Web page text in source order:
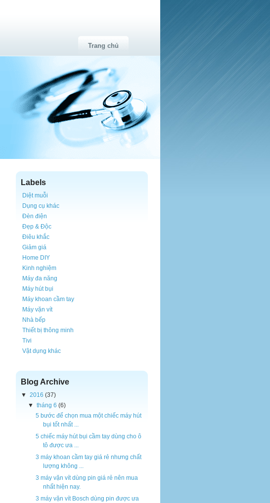
Trang chủ
Labels
Diệt muỗi
Dụng cụ khác
Đèn điện
Đẹp & Độc
Điêu khắc
Giảm giá
Home DIY
Kinh nghiệm
Máy đa năng
Máy hút bụi
Máy khoan cầm tay
Máy vặn vít
Nhà bếp
Thiết bị thông minh
Tivi
Vật dụng khác
Blog Archive
▼ 2016 (37)
▼ tháng 6 (6)
5 bước để chọn mua một chiếc máy hút
bụi tốt nhất ...
5 chiếc máy hút bụi cầm tay dùng cho ô
tô được ưa ...
3 máy khoan cầm tay giá rẻ nhưng chất
lượng không ...
3 máy vặn vít dùng pin giá rẻ nên mua
nhất hiện nay.
3 máy vặn vít Bosch dùng pin được ưa